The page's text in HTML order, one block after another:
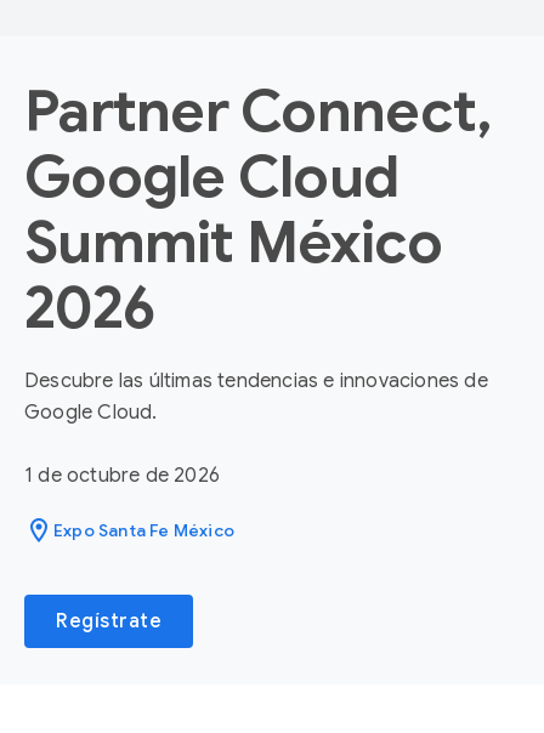
Partner Connect,
Google Cloud
Summit México
2026
Descubre las últimas tendencias e innovaciones de
Google Cloud.
1 de octubre de 2026
location_on Expo Santa Fe México
Regístrate